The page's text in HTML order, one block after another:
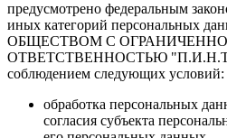
предусмотрено федеральным
иных категорий персональных
ОБЩЕСТВОМ С
ОТВЕТСТВЕННОСТЬЮ
соблюдением следующих условий:
обработка персональных
согласия субъекта